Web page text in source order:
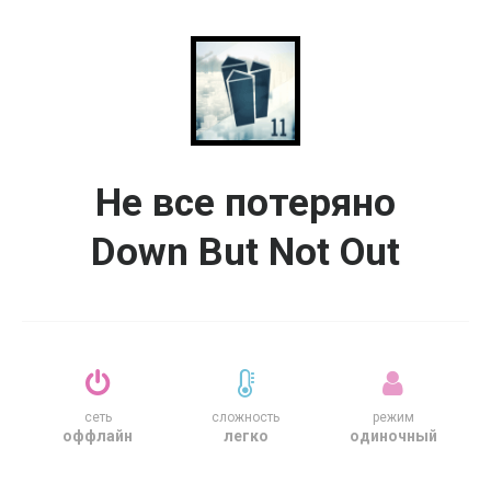
Не все потеряно
Down But Not Out
сеть
оффлайн
сложность
легко
режим
одиночный